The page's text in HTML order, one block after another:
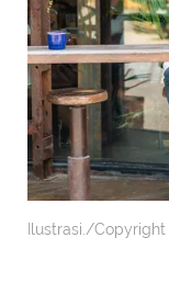
Ilustrasi./